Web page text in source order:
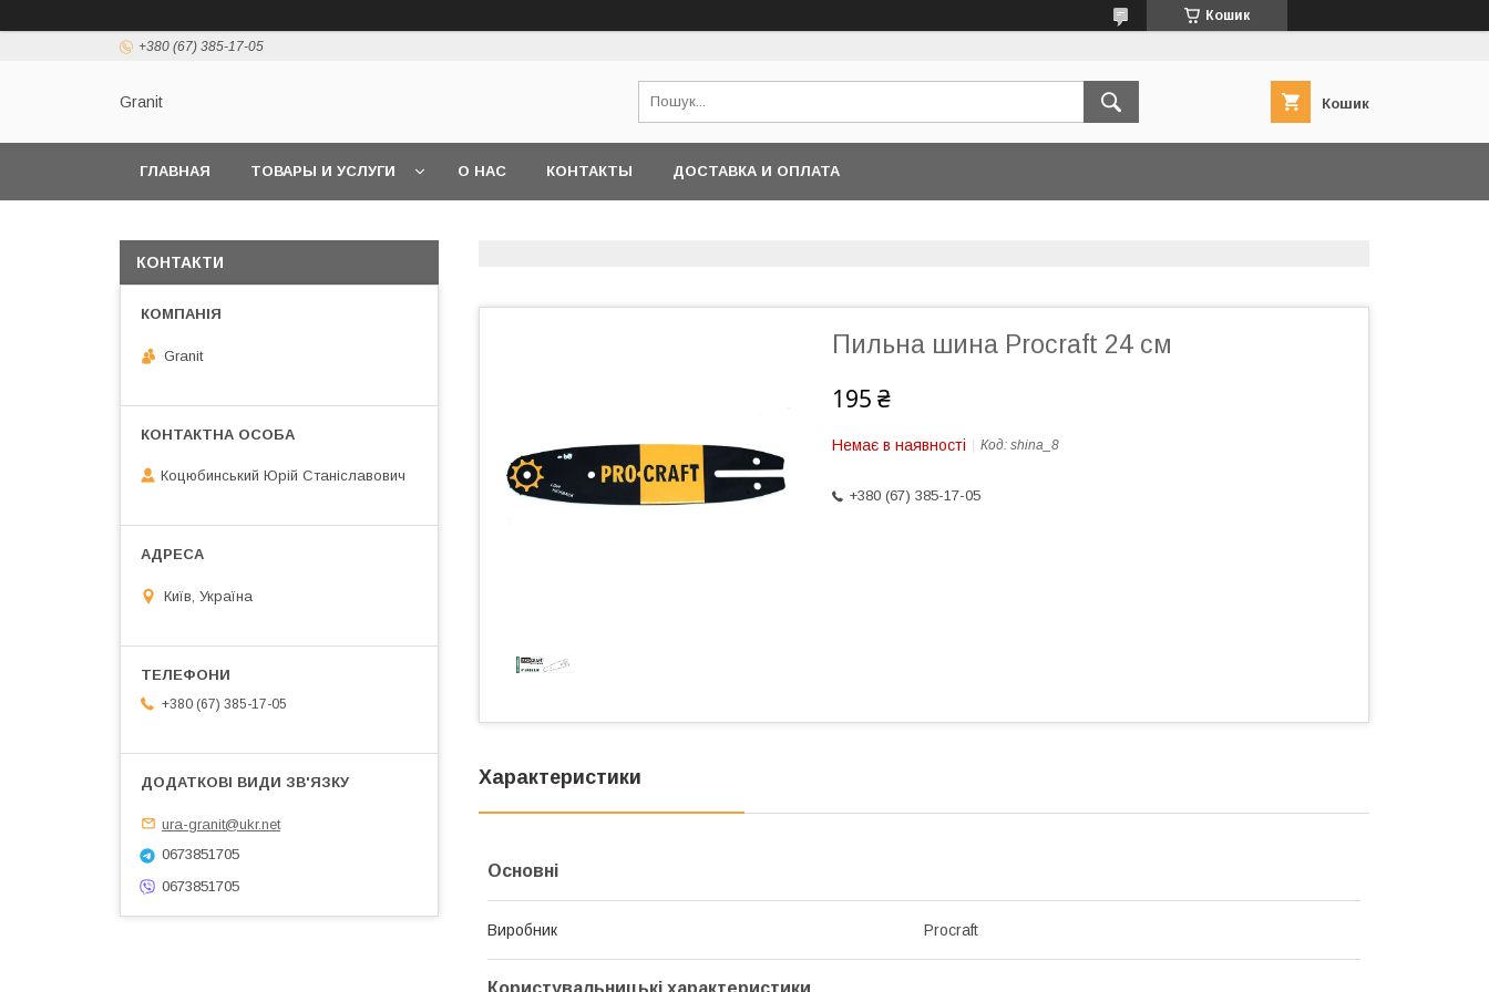
Кошик
+380 (67) 385-17-05
Granit Кошик
ГЛАВНАЯ ТОВАРЫ И УСЛУГИ О НАС КОНТАКТЫ ДОСТАВКА И ОПЛАТА
Пильна шина Procraft 24 см
195 ₴
Немає в наявності Код: shina_8
+380 (67) 385-17-05
Характеристики
Основні
Виробник Procraft
Користувальницькі характеристики
КОНТАКТИ
Granit
Коцюбинський Юрій Станіславович
Київ, Україна
+380 (67) 385-17-05
ura-granit@ukr.net
0673851705
0673851705